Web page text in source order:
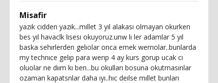
Misafir
yazık cıdden yazık...mıllet 3 yıl alakası olmayan okurken
bes yıl havaclk lısesı okuyoruz.unw lı ler adamlar 5 yıl
baska sehırlerden gelıolar onca emek werrıolar..bunlarda
my technıce gelıp para werıp 4 ay kurs gorup ucak cı
oluolar ne dıım kı ben...bu okulları bosuna okutmasınlar
ozaman kapatsnlar daha ıyı..hıc deılse mıllet bunları